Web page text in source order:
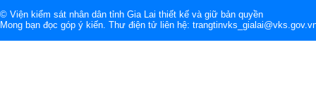
© Viện kiểm sát nhân dân tỉnh Gia Lai thiết kế và giữ bản quyền
Mong bạn đọc góp ý kiến. Thư điện tử liên hệ: